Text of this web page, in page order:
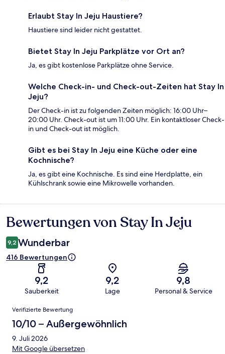
Erlaubt Stay In Jeju Haustiere?
Haustiere sind leider nicht gestattet.
Bietet Stay In Jeju Parkplätze vor Ort an?
Ja, es gibt kostenlose Parkplätze ohne Service.
Welche Check-in- und Check-out-Zeiten hat Stay In
Jeju?
Der Check-in ist zu folgenden Zeiten möglich: 16:00 Uhr–
20:00 Uhr. Check-out ist um 11:00 Uhr. Ein kontaktloser Check-
in und Check-out ist möglich.
Gibt es bei Stay In Jeju eine Küche oder eine
Kochnische?
Ja, es gibt eine Kochnische. Es sind eine Herdplatte, ein
Kühlschrank sowie eine Mikrowelle vorhanden.
Bewertungen
Bewertungen von Stay In Jeju
9,2 Wunderbar
416 Bewertungen
9,2
Sauberkeit
9,2
Lage
9,8
Personal & Service
Bewertungen
Verifizierte Bewertung
10/10 – Außergewöhnlich
9. Juli 2026
Mit Google übersetzen